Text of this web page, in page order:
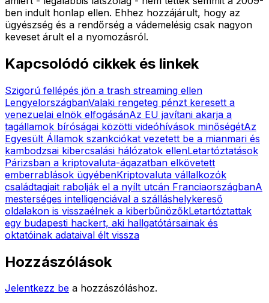
ben indult honlap ellen. Ehhez hozzájárult, hogy az
ügyészség és a rendőrség a vádemelésig csak nagyon
keveset árult el a nyomozásról.
Kapcsolódó cikkek és linkek
Szigorú fellépés jön a trash streaming ellen
LengyelországbanValaki rengeteg pénzt keresett a
venezuelai elnök elfogásánAz EU javítani akarja a
tagállamok bíróságai közötti videóhívások minőségétAz
Egyesült Államok szankciókat vezetett be a mianmari és
kambodzsai kibercsalási hálózatok ellenLetartóztatások
Párizsban a kriptovaluta-ágazatban elkövetett
emberrablások ügyébenKriptovaluta vállalkozók
családtagjait rabolják el a nyílt utcán FranciaországbanA
mesterséges intelligenciával a szálláshelykereső
oldalakon is visszaélnek a kiberbűnözőkLetartóztattak
egy budapesti hackert, aki hallgatótársainak és
oktatóinak adataival élt vissza
Hozzászólások
Jelentkezz be a hozzászóláshoz.